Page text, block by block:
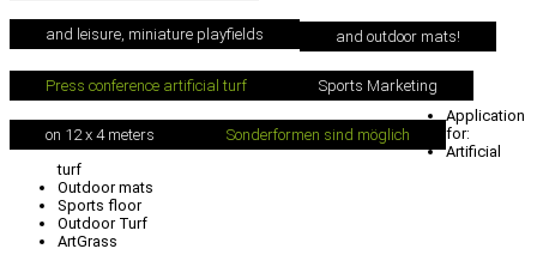
and leisure, miniature playfields and outdoor mats!
Press conference artificial turf Sports Marketing
on 12 x 4 meters Sonderformen sind möglich
Application
for:
Artificial
turf
Outdoor mats
Sports floor
Outdoor Turf
ArtGrass